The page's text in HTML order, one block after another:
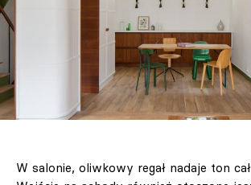
W salonie, oliwkowy regał nadaje ton